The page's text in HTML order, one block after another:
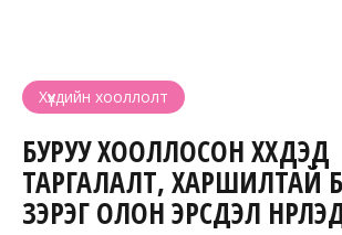
Хүүхдийн хооллолт
БУРУУ ХООЛЛОСОН ХҮҮХДЭД
ТАРГАЛАЛТ, ХАРШИЛТАЙ
ЗЭРЭГ ОЛОН ЭРСДЭЛ